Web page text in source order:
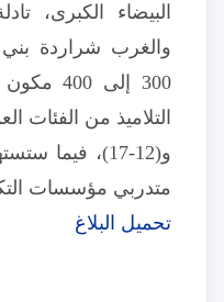
البيضاء الكبرى،
والغرب شراردة
300 إلى
التلاميذ من الفئات
متدربي مؤسسات
تحميل البلاغ